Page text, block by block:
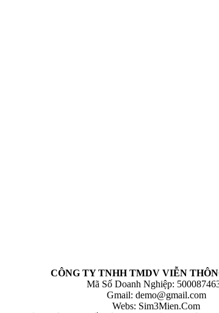
CÔNG TY TNHH TMDV VIỄN
Mã Số Doanh Nghiệp:
Gmail: demo@gmail.com
Webs: Sim3Mien.Com